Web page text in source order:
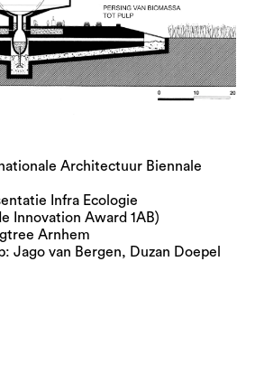
Architectuur Biennale
Infra Ecologie
Innovation Award 1AB)
Arnhem
Jago van Bergen, Duzan Doepel